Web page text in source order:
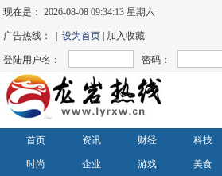
现在是：2026-08-08 09:34:13 星期六
广告热线： |设为首页 | 加入收藏
登陆用户名： 密码：
首页 资讯 财经 科技
时尚 企业 游戏 美食